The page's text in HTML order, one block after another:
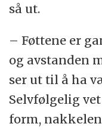
så ut.
– Føttene er
og avstanden
ser ut til å ha
Selvfølgelig
form,